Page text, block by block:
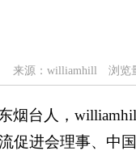
来源：williamhill 浏览
烟台人，
促进会理事、中